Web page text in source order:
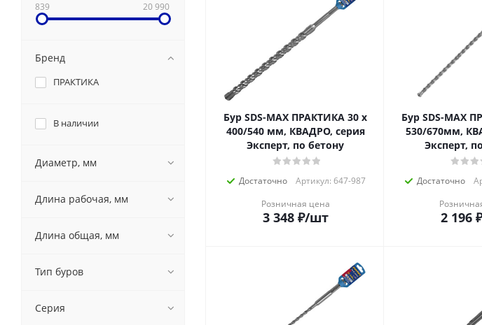
Бур SDS-MAX ПРАКТИКА 30 х
400/540 мм, КВАДРО, серия
Эксперт, по бетону
Достаточно
Артикул: 647-987
Розничная цена
3 348₽/шт
Бур SDS-MAX
530/670мм,
Эксперт,
Достаточно
2 196₽
839 20 990
Бренд
ПРАКТИКА
В наличии
Диаметр, мм
Длина рабочая, мм
Длина общая, мм
Тип буров
Серия